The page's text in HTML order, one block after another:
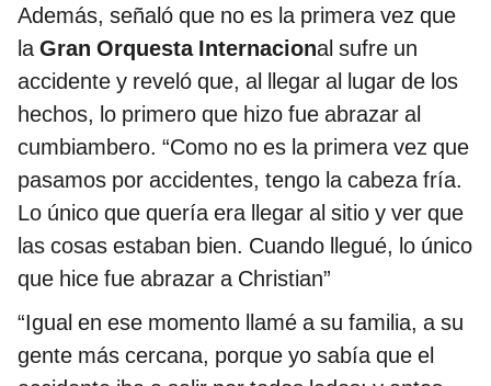
Además, señaló que no es la primera vez que
laGran Orquesta Internacional sufre un
accidente y reveló que, al llegar al lugar de los
hechos, lo primero que hizo fue abrazar al
cumbiambero. “Como no es la primera vez que
pasamos por accidentes, tengo la cabeza fría.
Lo único que quería era llegar al sitio y ver que
las cosas estaban bien. Cuando llegué, lo único
que hice fue abrazar a Christian”
“Igual en ese momento llamé a su familia, a su
gente más cercana, porque yo sabía que el